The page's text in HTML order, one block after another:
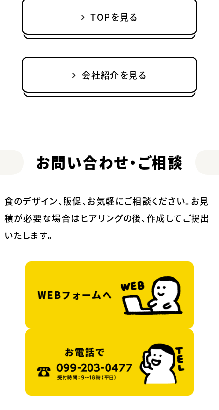
TOPを見る
会社紹介を見る
お問い合わせ・ご相談
食のデザイン、販促、お気軽にご相談ください。お見
積が必要な場合はヒアリングの後、作成してご提出
いたします。